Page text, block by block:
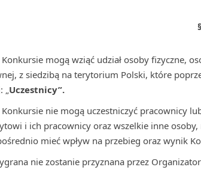
Konkursie mogą wziąć udział osoby fizyczne,
z siedzibą na terytorium Polski, które
„Uczestnicy”.
Konkursie nie mogą uczestniczyć pracownicy
i ich pracownicy oraz wszelkie inne
mieć wpływ na przebieg oraz wynik
nie zostanie przyznana przez